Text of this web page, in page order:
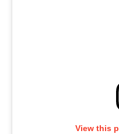
View this